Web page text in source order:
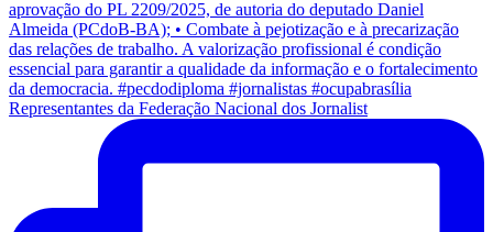
Representantes da Federação Nacional dos Jornalist